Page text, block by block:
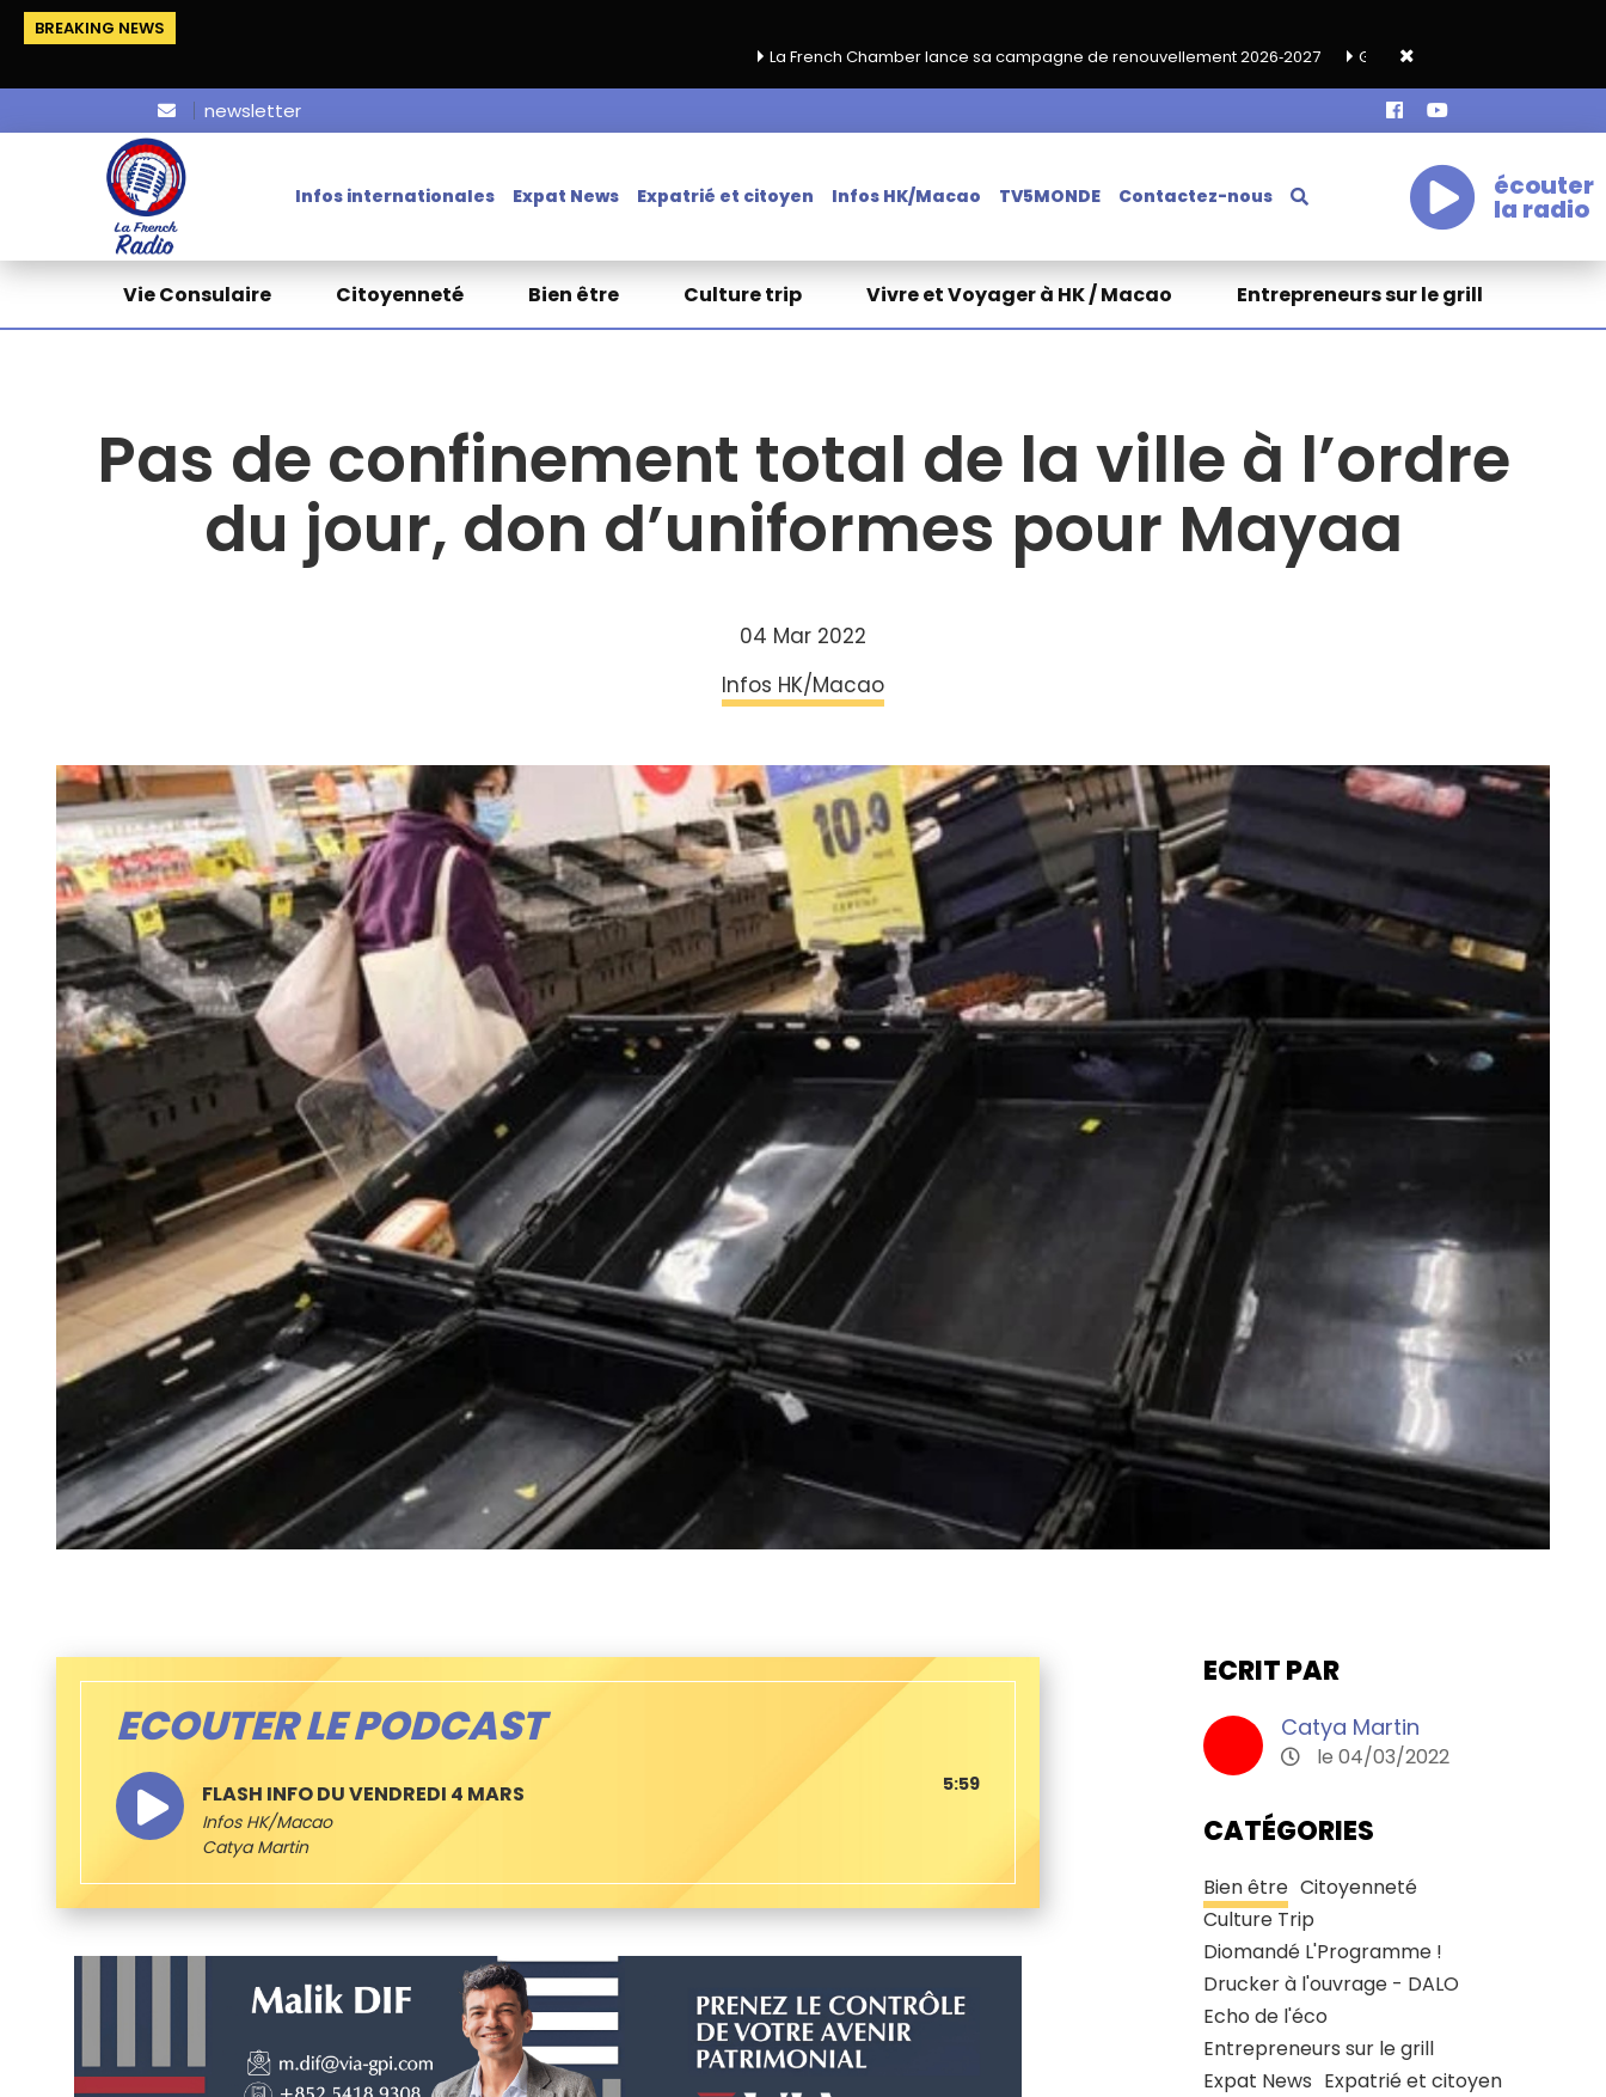
BREAKING NEWS
La French Chamber lance sa campagne de renouvellement 2026‑2027
Grand café de rentrée HKA le vendredi 18
newsletter
Infos internationales Expat News Expatrié et citoyen Infos HK/Macao TV5MONDE Contactez-nous écouter
la radio
Vie Consulaire Citoyenneté Bien être Culture trip Vivre et Voyager à HK / Macao Entrepreneurs sur le grill
Pas de confinement total de la ville à l’ordre
du jour, don d’uniformes pour Mayaa
04 Mar 2022
Infos HK/Macao
ECOUTER LE PODCAST
FLASH INFO DU VENDREDI 4 MARS
Infos HK/Macao
Catya Martin
5:59
ECRIT PAR
Catya Martin
le 04/03/2022
CATÉGORIES
Bien être Citoyenneté
Culture Trip
Diomandé L'Programme !
Drucker à l'ouvrage - DALO
Echo de l'éco
Entrepreneurs sur le grill
Expat News Expatrié et citoyen